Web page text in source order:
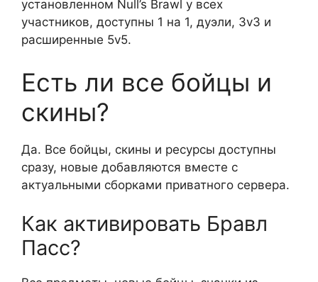
установленном Null’s Brawl у всех
участников, доступны 1 на 1, дуэли, 3v3 и
расширенные 5v5.
Есть ли все бойцы и
скины?
Да. Все бойцы, скины и ресурсы доступны
сразу, новые добавляются вместе с
актуальными сборками приватного сервера.
Как активировать Бравл
Пасс?